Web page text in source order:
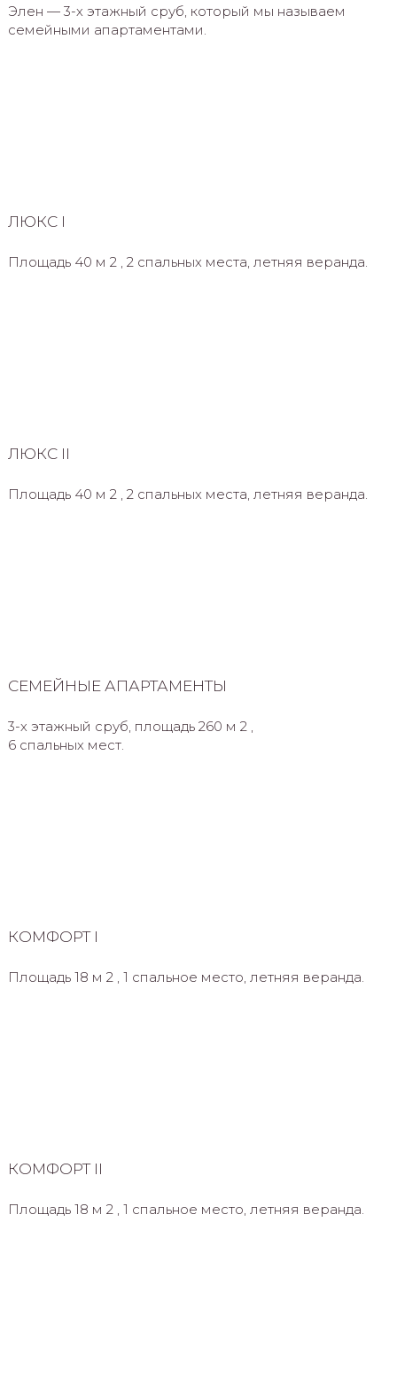
Элен — 3-х этажный сруб, который мы называем
семейными апартаментами.
ЛЮКС I
Площадь 40 м 2 , 2 спальных места, летняя веранда.
ЛЮКС II
Площадь 40 м 2 , 2 спальных места, летняя веранда.
СЕМЕЙНЫЕ АПАРТАМЕНТЫ
3-х этажный сруб, площадь 260 м 2 ,
6 спальных мест.
КОМФОРТ I
Площадь 18 м 2 , 1 спальное место, летняя веранда.
КОМФОРТ II
Площадь 18 м 2 , 1 спальное место, летняя веранда.